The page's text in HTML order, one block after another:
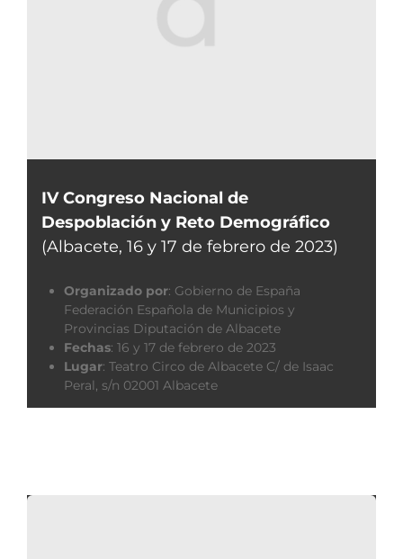
IV Congreso Nacional de
Despoblación y Reto Demográfico
(Albacete, 16 y 17 de febrero de 2023)
Organizado por: Gobierno de España
Federación Española de Municipios y
Provincias Diputación de Albacete
Fechas: 16 y 17 de febrero de 2023
Lugar: Teatro Circo de Albacete C/ de Isaac
Peral, s/n 02001 Albacete